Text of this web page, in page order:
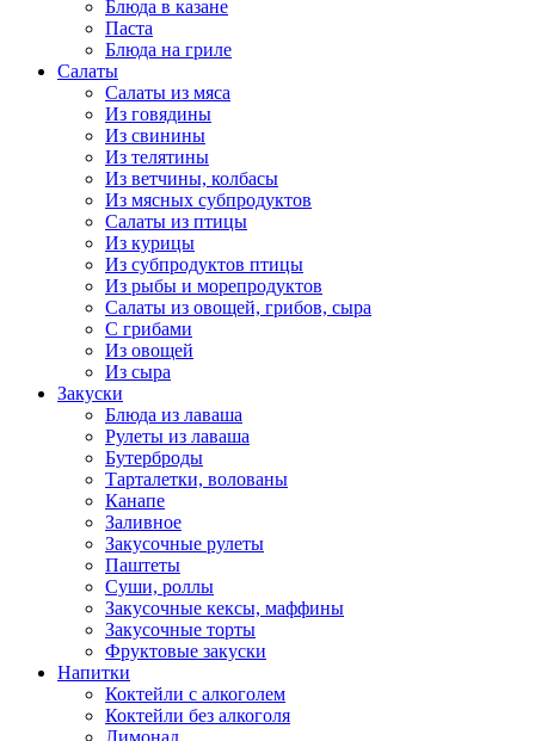
Блюда в казане
Паста
Блюда на гриле
Салаты
Салаты из мяса
Из говядины
Из свинины
Из телятины
Из ветчины, колбасы
Из мясных субпродуктов
Салаты из птицы
Из курицы
Из субпродуктов птицы
Из рыбы и морепродуктов
Салаты из овощей, грибов, сыра
С грибами
Из овощей
Из сыра
Закуски
Блюда из лаваша
Рулеты из лаваша
Бутерброды
Тарталетки, волованы
Канапе
Заливное
Закусочные рулеты
Паштеты
Суши, роллы
Закусочные кексы, маффины
Закусочные торты
Фруктовые закуски
Напитки
Коктейли с алкоголем
Коктейли без алкоголя